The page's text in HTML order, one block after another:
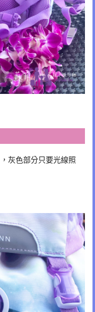
，灰色部分只要光線照